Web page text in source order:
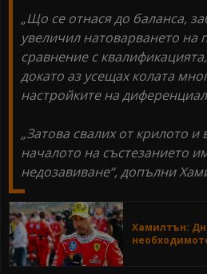
„Що се отнася до баланса,
увеличил натоварването на
сравнение с
докато аз усещах колата
настройките на
„Затова свалих от крилото и
началото на състезанието
недозавиване“, допълни
Хамилтън: